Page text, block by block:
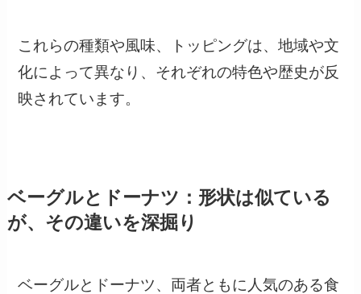
これらの種類や風味、トッピングは、地域や文
化によって異なり、それぞれの特色や歴史が反
映されています。
ベーグルとドーナツ：形状は似ている
が、その違いを深掘り
ベーグルとドーナツ、両者ともに人気のある食